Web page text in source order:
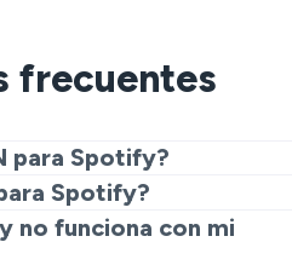
frecuentes
para Spotify?
a un servidor de VeePN y
lugar del mundo.
Spotify?
y ayuda a eludir
asegurando streaming
no funciona con mi